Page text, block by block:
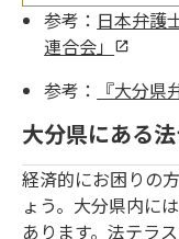
参考： 日本弁護
連合会」
参考：
『大分県
大分県にある
経済的にお困りの
ょう。大分県内に
あります。法テラ